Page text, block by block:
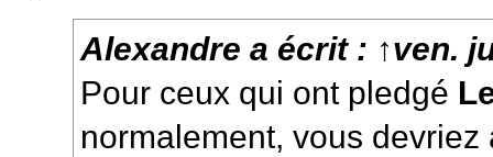
Alexandre a écrit : ↑ven.
Pour ceux qui ont pledgé
normalement, vous